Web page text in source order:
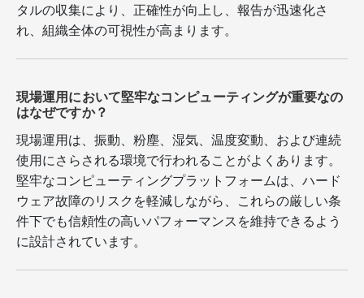
タルの収集により、正確性が向上し、報告が迅速化さ
れ、組織全体の可視性が高まります。
現場運用において堅牢なコンピューティングが重要なの
はなぜですか？
現場運用は、振動、粉塵、湿気、温度変動、および連続
使用にさらされる環境で行われることがよくあります。
堅牢なコンピューティングプラットフォームは、ハード
ウェア故障のリスクを軽減しながら、これらの厳しい条
件下でも信頼性の高いパフォーマンスを維持できるよう
に設計されています。